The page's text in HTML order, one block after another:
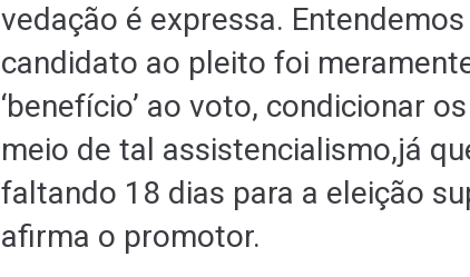
vedação é expressa.
candidato ao pleito foi
‘benefício’ ao voto, condicionar
meio de tal assistencialismo,já
faltando 18 dias para a eleição
afirma o promotor.